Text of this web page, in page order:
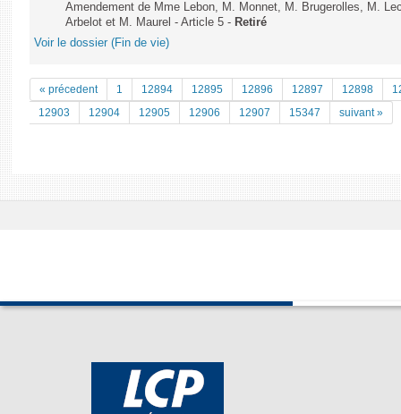
Amendement de Mme Lebon, M. Monnet, M. Brugerolles, M.
Arbelot et M. Maurel - Article 5 - Retiré
Voir le dossier (Fin de vie)
« précedent 1 12894 12895 12896 12897 12898
12903
12904 12905 12906 12907 15347 suivant »